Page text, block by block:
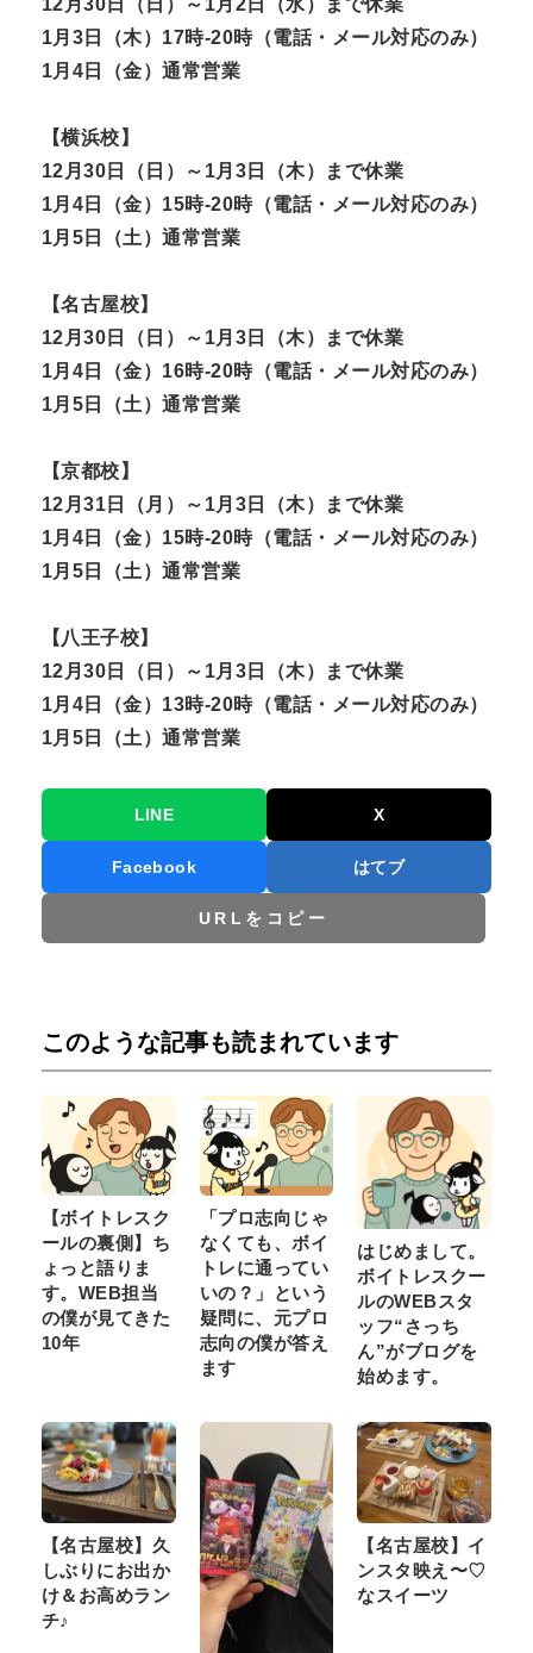
1月3日（木）17時-20時（電話・メール対応のみ）
1月4日（金）通常営業
【横浜校】
12月30日（日）～1月3日（木）まで休業
1月4日（金）15時-20時（電話・メール対応のみ）
1月5日（土）通常営業
【名古屋校】
12月30日（日）～1月3日（木）まで休業
1月4日（金）16時-20時（電話・メール対応のみ）
1月5日（土）通常営業
【京都校】
12月31日（月）～1月3日（木）まで休業
1月4日（金）15時-20時（電話・メール対応のみ）
1月5日（土）通常営業
【八王子校】
12月30日（日）～1月3日（木）まで休業
1月4日（金）13時-20時（電話・メール対応のみ）
1月5日（土）通常営業
LINE X
Facebook はてブ
URLをコピー
このような記事も読まれています
【ボイトレスク
ールの裏側】ち
ょっと語りま
す。WEB担当
の僕が見てきた
10年
「プロ志向じゃ
なくても、ボイ
トレに通ってい
いの？」という
疑問に、元プロ
志向の僕が答え
ます
はじめまして。
ボイトレスクー
ルのWEBスタ
ッフ“さっち
ん”がブログを
始めます。
【名古屋校】久
しぶりにお出か
け＆お高めラン
チ♪
【名古屋校】イ
ンスタ映え〜♡
なスイーツ